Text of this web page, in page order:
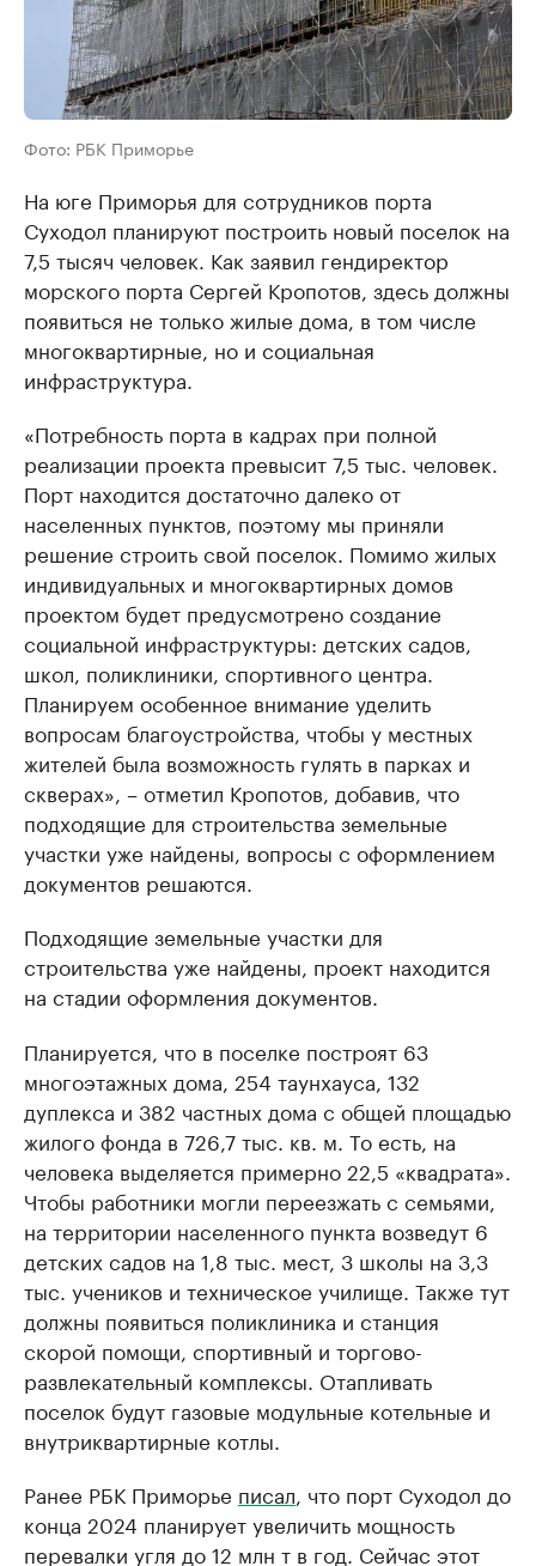
Фото: РБК Приморье
На юге Приморья для сотрудников порта
Суходол планируют построить новый поселок на
7,5 тысяч человек. Как заявил гендиректор
морского порта Сергей Кропотов, здесь должны
появиться не только жилые дома, в том числе
многоквартирные, но и социальная
инфраструктура.
«Потребность порта в кадрах при полной
реализации проекта превысит 7,5 тыс. человек.
Порт находится достаточно далеко от
населенных пунктов, поэтому мы приняли
решение строить свой поселок. Помимо жилых
индивидуальных и многоквартирных домов
проектом будет предусмотрено создание
социальной инфраструктуры: детских садов,
школ, поликлиники, спортивного центра.
Планируем особенное внимание уделить
вопросам благоустройства, чтобы у местных
жителей была возможность гулять в парках и
скверах», – отметил Кропотов, добавив, что
подходящие для строительства земельные
участки уже найдены, вопросы с оформлением
документов решаются.
Подходящие земельные участки для
строительства уже найдены, проект находится
на стадии оформления документов.
Планируется, что в поселке построят 63
многоэтажных дома, 254 таунхауса, 132
дуплекса и 382 частных дома с общей площадью
жилого фонда в 726,7 тыс. кв. м. То есть, на
человека выделяется примерно 22,5 «квадрата».
Чтобы работники могли переезжать с семьями,
на территории населенного пункта возведут 6
детских садов на 1,8 тыс. мест, 3 школы на 3,3
тыс. учеников и техническое училище. Также тут
должны появиться поликлиника и станция
скорой помощи, спортивный и торгово-
развлекательный комплексы. Отапливать
поселок будут газовые модульные котельные и
внутриквартирные котлы.
Ранее РБК Приморье писал , что порт Суходол до
конца 2024 планирует увеличить мощность
перевалки угля до 12 млн т в год. Сейчас этот